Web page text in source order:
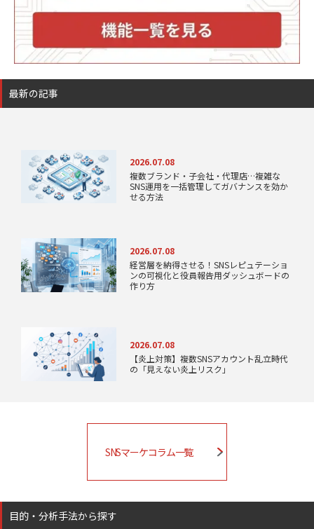
最新の記事
2026.07.08
複数ブランド・子会社・代理店…複雑な
SNS運用を一括管理してガバナンスを効か
せる方法
2026.07.08
経営層を納得させる！SNSレピュテーショ
ンの可視化と役員報告用ダッシュボードの
作り方
2026.07.08
【炎上対策】複数SNSアカウント乱立時代
の「見えない炎上リスク」
SNSマーケコラム一覧
目的・分析手法から探す